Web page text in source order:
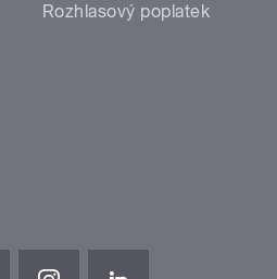
Rozhlasový poplatek